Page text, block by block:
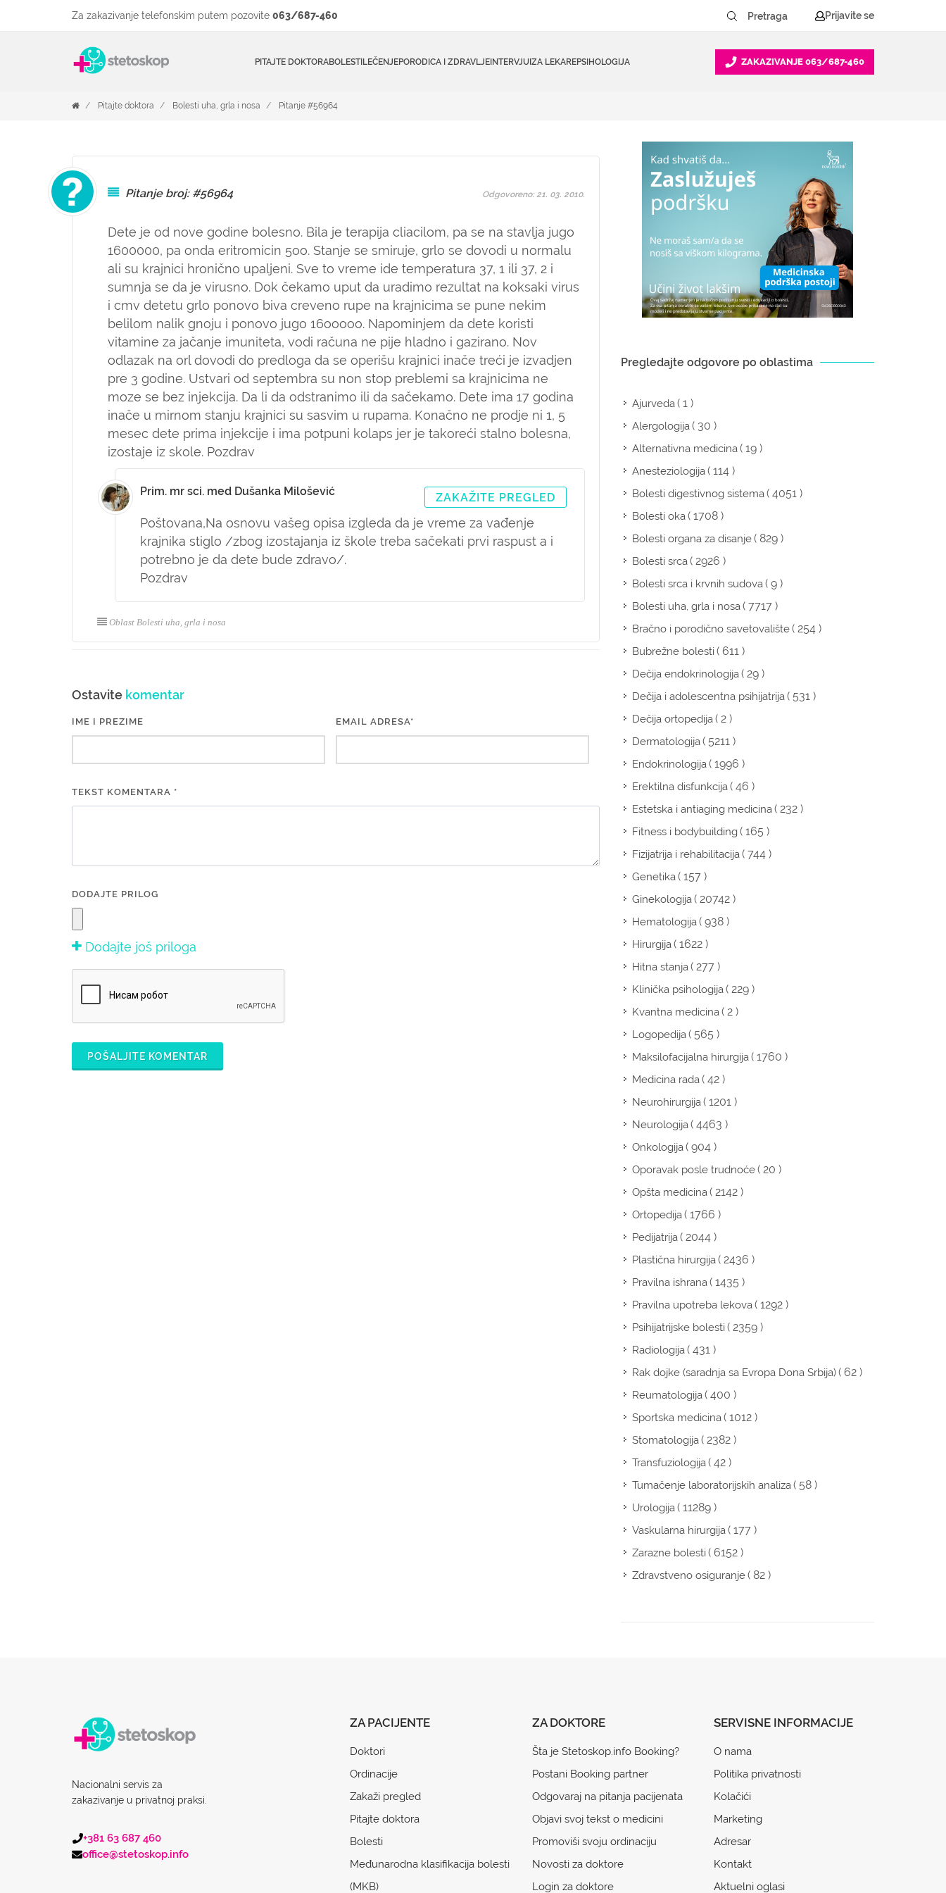
Za zakazivanje telefonskim putem pozovite 063/687-460 Prijavite se
PITAJTE DOKTORABOLESTILEČENJEPORODICA I ZDRAVLJEINTERVJUIZA LEKAREPSIHOLOGIJA ZAKAZIVANJE 063/687-460
Pitajte doktora Bolesti uha, grla i nosa Pitanje #56964
Pitanje broj: #56964
Dete je od nove godine bolesno. Bila je terapija cliacilom, pa se na stavlja jugo
1600000, pa onda eritromicin 5oo. Stanje se smiruje, grlo se dovodi u normalu
ali su krajnici hronično upaljeni. Sve to vreme ide temperatura 37, 1 ili 37, 2 i
sumnja se da je virusno. Dok čekamo uput da uradimo rezultat na koksaki virus
i cmv detetu grlo ponovo biva creveno rupe na krajnicima se pune nekim
belilom nalik gnoju i ponovo jugo 16ooooo. Napominjem da dete koristi
vitamine za jačanje imuniteta, vodi računa ne pije hladno i gazirano. Nov
odlazak na orl dovodi do predloga da se operišu krajnici inače treći je izvadjen
pre 3 godine. Ustvari od septembra su non stop preblemi sa krajnicima ne
moze se bez injekcija. Da li da odstranimo ili da sačekamo. Dete ima 17 godina
inače u mirnom stanju krajnici su sasvim u rupama. Konačno ne prodje ni 1, 5
mesec dete prima injekcije i ima potpuni kolaps jer je takoreći stalno bolesna,
izostaje iz skole. Pozdrav
Odgovoreno: 21. 03. 2010.
Prim. mr sci. med Dušanka Milošević ZAKAŽITE PREGLED
Poštovana,Na osnovu vašeg opisa izgleda da je vreme za vađenje
krajnika stiglo /zbog izostajanja iz škole treba sačekati prvi raspust a i
potrebno je da dete bude zdravo/.
Pozdrav
Oblast Bolesti uha, grla i nosa
Ostavite komentar
IME I PREZIME EMAIL ADRESA*
TEKST KOMENTARA *
DODAJTE PRILOG
Dodajte još priloga
POŠALJITE KOMENTAR
Pregledajte odgovore po oblastima
Ajurveda( 1 )
Alergologija( 30 )
Alternativna medicina( 19 )
Anesteziologija( 114 )
Bolesti digestivnog sistema( 4051 )
Bolesti oka( 1708 )
Bolesti organa za disanje( 829 )
Bolesti srca( 2926 )
Bolesti srca i krvnih sudova( 9 )
Bolesti uha, grla i nosa( 7717 )
Bračno i porodično savetovalište( 254 )
Bubrežne bolesti( 611 )
Dečija endokrinologija( 29 )
Dečija i adolescentna psihijatrija( 531 )
Dečija ortopedija( 2 )
Dermatologija( 5211 )
Endokrinologija( 1996 )
Erektilna disfunkcija( 46 )
Estetska i antiaging medicina( 232 )
Fitness i bodybuilding( 165 )
Fizijatrija i rehabilitacija( 744 )
Genetika( 157 )
Ginekologija( 20742 )
Hematologija( 938 )
Hirurgija( 1622 )
Hitna stanja( 277 )
Klinička psihologija( 229 )
Kvantna medicina( 2 )
Logopedija( 565 )
Maksilofacijalna hirurgija( 1760 )
Medicina rada( 42 )
Neurohirurgija( 1201 )
Neurologija( 4463 )
Onkologija( 904 )
Oporavak posle trudnoće( 20 )
Opšta medicina( 2142 )
Ortopedija( 1766 )
Pedijatrija( 2044 )
Plastična hirurgija( 2436 )
Pravilna ishrana( 1435 )
Pravilna upotreba lekova( 1292 )
Psihijatrijske bolesti( 2359 )
Radiologija( 431 )
Rak dojke (saradnja sa Evropa Dona Srbija)( 62 )
Reumatologija( 400 )
Sportska medicina( 1012 )
Stomatologija( 2382 )
Transfuziologija( 42 )
Tumačenje laboratorijskih analiza( 58 )
Urologija( 11289 )
Vaskularna hirurgija( 177 )
Zarazne bolesti( 6152 )
Zdravstveno osiguranje( 82 )
Nacionalni servis za
zakazivanje u privatnoj praksi.
+381 63 687 460
office@stetoskop.info
ZA PACIJENTE
Doktori
Ordinacije
Zakaži pregled
Pitajte doktora
Bolesti
Međunarodna klasifikacija bolesti
(MKB)
ZA DOKTORE
Šta je Stetoskop.info Booking?
Postani Booking partner
Odgovaraj na pitanja pacijenata
Objavi svoj tekst o medicini
Promoviši svoju ordinaciju
Novosti za doktore
Login za doktore
SERVISNE INFORMACIJE
O nama
Politika privatnosti
Kolačići
Marketing
Adresar
Kontakt
Aktuelni oglasi